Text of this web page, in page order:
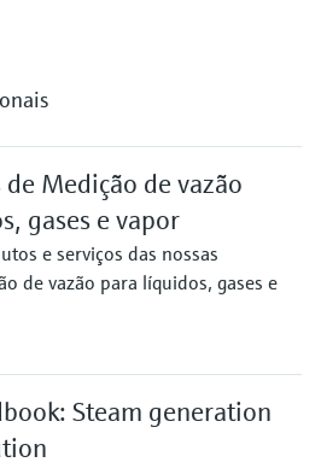
Medição de vazão
gases e vapor
e serviços das nossas
de vazão para líquidos, gases e
Steam generation